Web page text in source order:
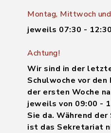
Montag, Mittwoch
jeweils 07:30 -
Achtung!
Wir sind in der
Schulwoche vor den
der ersten Woche
jeweils von 09:00 -
Sie da. Während
ist das Sekretariat